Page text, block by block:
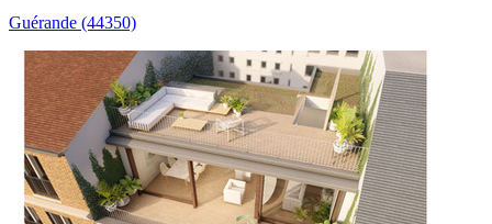
Guérande (44350)